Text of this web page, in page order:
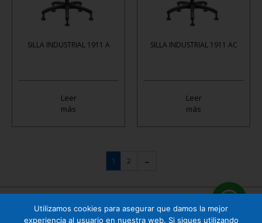
SILLA INDUSTRIAL 1911 A
Leer
más
SILLA INDUSTRIAL 1911 AC
Leer
más
1 2 →
Cuauhtémoc 158 B1 Col. Tizapán San Ángel, CP. 01090, Álvaro Obregón, Ciudad de
Utilizamos cookies para asegurar que damos la mejor
experiencia al usuario en nuestra web. Si sigues utilizando